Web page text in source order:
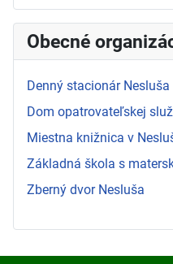
Obecné
Denný stacionár Nesluša
Dom opatrovateľskej
Miestna knižnica v
Základná škola s
Zberný dvor Nesluša